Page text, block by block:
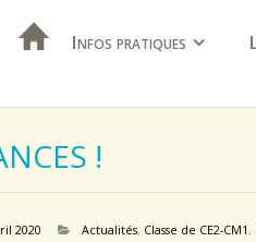
Infos pratiques
!
2020 Actualités, Classe de CE2-CM1,